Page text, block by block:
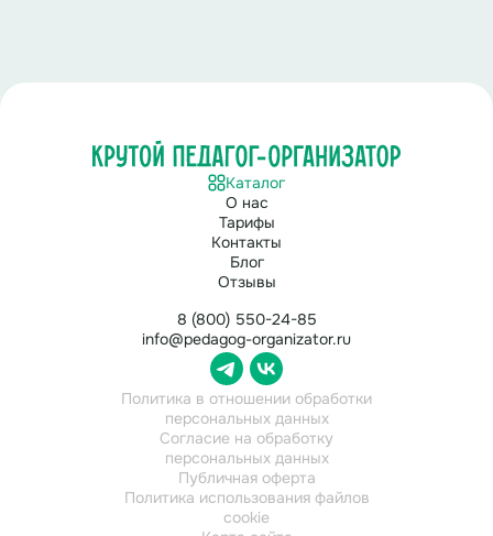
Каталог
О нас
Тарифы
Контакты
Блог
Отзывы
8 (800) 550-24-85
info@pedagog-organizator.ru
Политика в отношении обработки
персональных данных
Согласие на обработку
персональных данных
Публичная оферта
Политика использования файлов
cookie